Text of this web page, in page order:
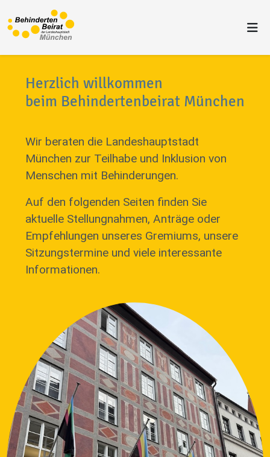
Herzlich willkommen
beim Behindertenbeirat München
Wir beraten die Landeshauptstadt
München zur Teilhabe und Inklusion von
Menschen mit Behinderungen.
Auf den folgenden Seiten finden Sie
aktuelle Stellungnahmen, Anträge oder
Empfehlungen unseres Gremiums, unsere
Sitzungstermine und viele interessante
Informationen.